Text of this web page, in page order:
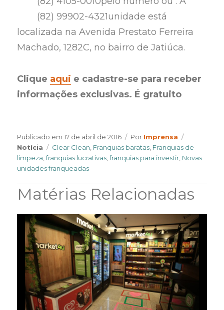
(82) 99902-4321unidade está
localizada na Avenida Prestato Ferreira
Machado, 1282C, no bairro de Jatiúca.
Clique aqui e cadastre-se para receber
informações exclusivas. É gratuito
Publicado em17 de abril de 2016 Por Author
Imprensa
Notícia
Tags
Clear Clean Franquias baratas Franquias de
limpeza ,franquias lucrativas ,franquias para investir Novas
unidades franqueadas
Matérias Relacionadas